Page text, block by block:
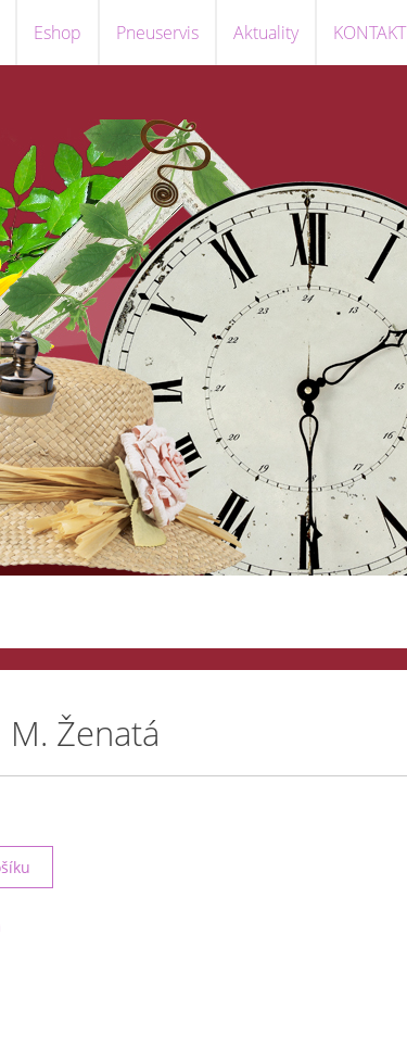
Eshop Pneuservis Aktuality KONTAKT
Ženatá